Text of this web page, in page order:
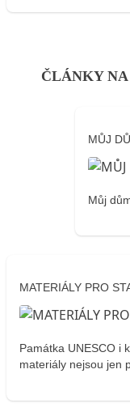
ČLÁNKY
MŮJ
Můj
MATERIÁLY PRO
Památka UNESCO i
materiály nejsou jen